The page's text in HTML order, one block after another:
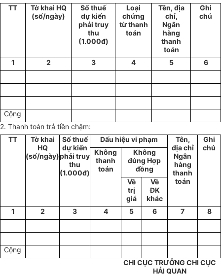
TT
Tờ khai HQ
(số/ngày)
Số thuế
dự kiến
phải truy
thu
(1.000đ)
Loại
chứng
từ thanh
toán
Tên, địa
chỉ,
Ngân
hàng
thanh
toán
Ghi
chú
1 2 3 4 5 6
Cộng
2. Thanh toán trả tiền chậm:
TT
Tờ khai
HQ
(số/ngày)
Số thuế
dự kiến
phải truy
thu
(1.000đ)
Dấu hiệu vi phạm
Tên,
địa chỉ
Ngân
hàng
thanh
toán
Ghi
chú
Không
thanh
toán
Không
đúng Hợp
đồng
Về
trị
giá
Về
ĐK
khác
1
2 3 4 5 6 7 8
Cộng
CHI CỤC TRƯỞNG CHI CỤC
HẢI QUAN